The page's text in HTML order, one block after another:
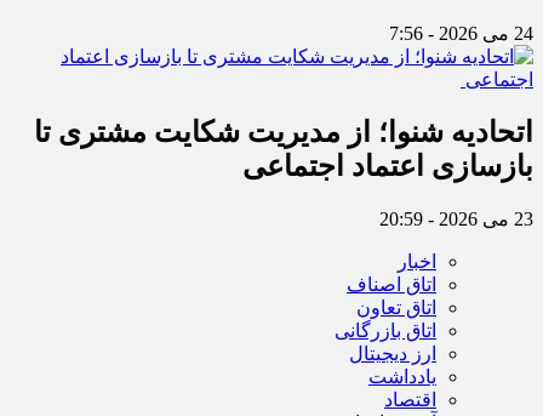
24 می 2026 - 7:56
اتحادیه شنوا؛ از مدیریت شکایت مشتری تا
بازسازی اعتماد اجتماعی ‌
23 می 2026 - 20:59
اخبار
اتاق اصناف
اتاق تعاون
اتاق بازرگانی
ارز دیجیتال
یادداشت
اقتصاد